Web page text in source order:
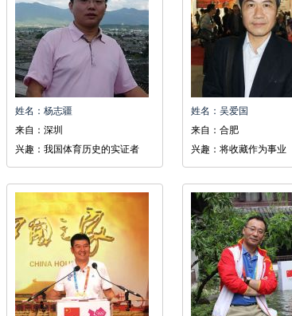
姓名：杨志疆
来自：深圳
兴趣：我国体育历史的实证者
姓名：吴爱国
来自：合肥
兴趣：将收藏作为事业